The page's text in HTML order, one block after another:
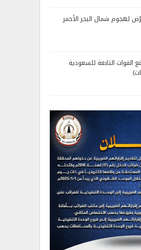
لهجوم شمال البحر الأحمر
القوات التابعة للسعودية